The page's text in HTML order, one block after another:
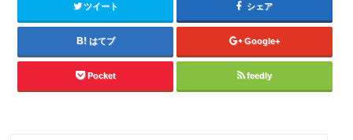
ツイート シェア
はてブ Google+
Pocket feedly